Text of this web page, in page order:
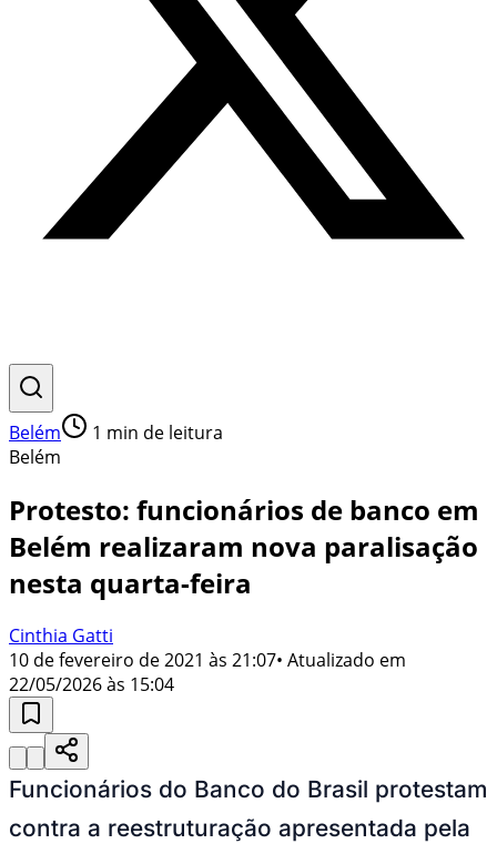
Belém 1 min de leitura
Belém
Protesto: funcionários de banco em
Belém realizaram nova paralisação
nesta quarta-feira
Cinthia Gatti
10 de fevereiro de 2021 às 21:07• Atualizado em
22/05/2026 às 15:04
Funcionários do Banco do Brasil protestam
contra a reestruturação apresentada pela